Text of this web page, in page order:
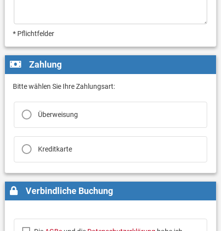
* Pflichtfelder
Zahlung
Bitte wählen Sie Ihre Zahlungsart:
Überweisung
Kreditkarte
Verbindliche Buchung